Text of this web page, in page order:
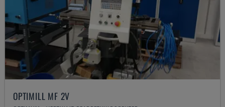
OPTIMILL MF 2V